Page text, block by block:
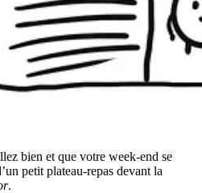
bien et que votre week-end se
petit plateau-repas devant la
.